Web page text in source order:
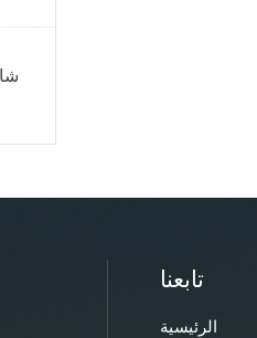
تابعنا
الرئيسية